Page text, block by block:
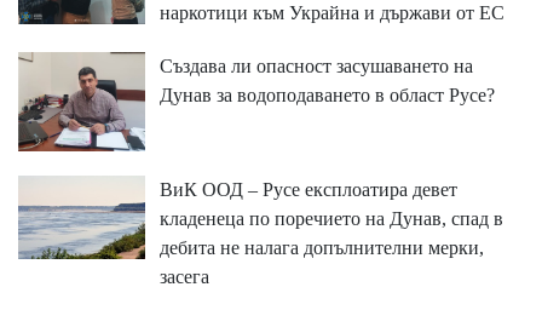
наркотици към Украйна и държави от ЕС
Създава ли опасност засушаването на
Дунав за водоподаването в област Русе?
ВиК ООД – Русе експлоатира девет
кладенеца по поречието на Дунав, спад в
дебита не налага допълнителни мерки,
засега